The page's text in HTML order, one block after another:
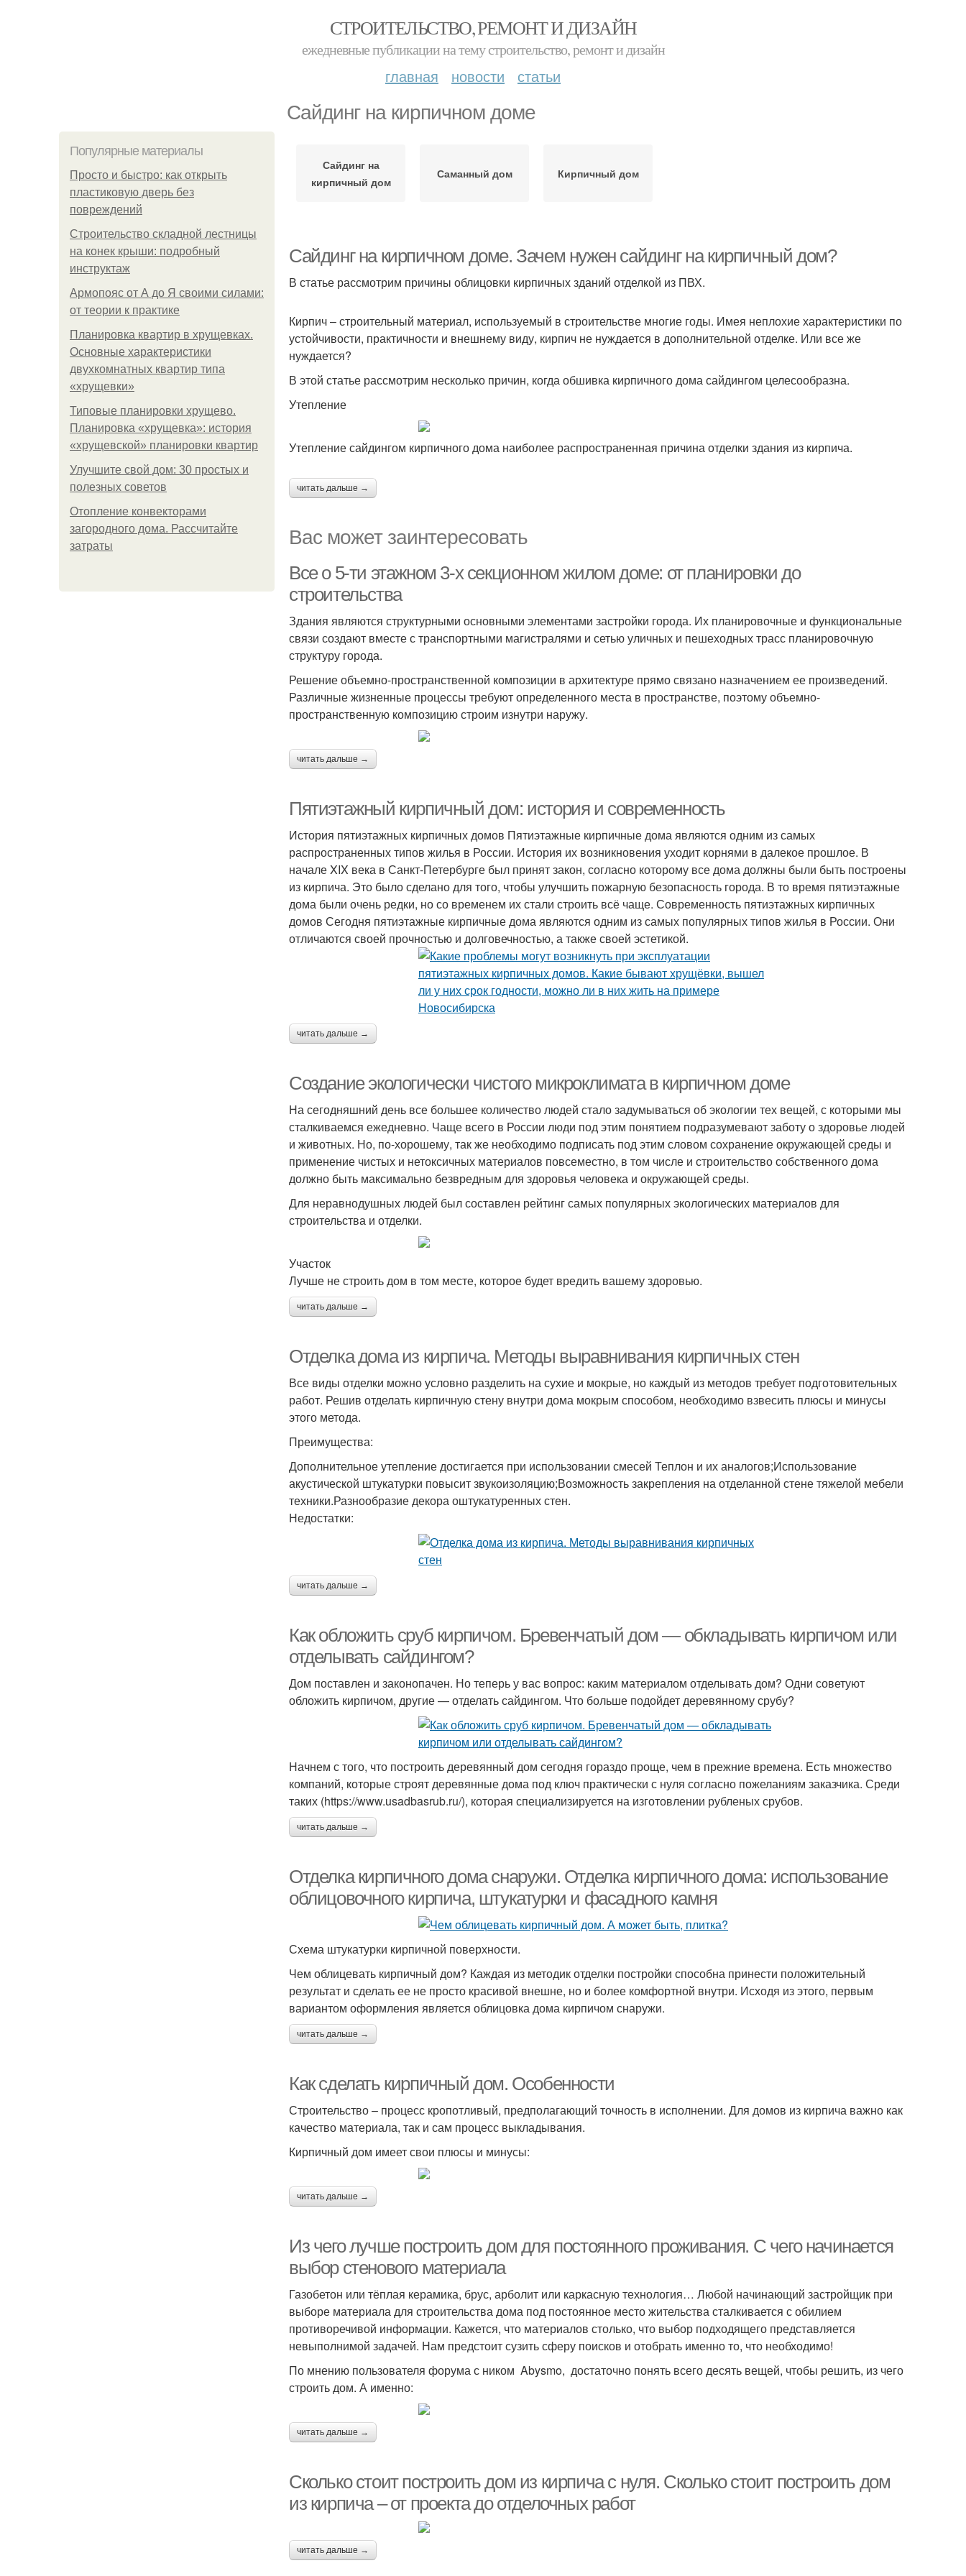
СТРОИТЕЛЬСТВО, РЕМОНТ И ДИЗАЙН
ежедневные публикации на тему строительство, ремонт и дизайн
главная новости статьи
Сайдинг на кирпичном доме
Популярные материалы
Просто и быстро: как открыть
пластиковую дверь без
повреждений
Строительство складной лестницы
на конек крыши: подробный
инструктаж
Армопояс от А до Я своими силами:
от теории к практике
Планировка квартир в хрущевках.
Основные характеристики
двухкомнатных квартир типа
«хрущевки»
Типовые планировки хрущево.
Планировка «хрущевка»: история
«хрущевской» планировки квартир
Улучшите свой дом: 30 простых и
полезных советов
Отопление конвекторами
загородного дома. Рассчитайте
затраты
Сайдинг на
кирпичный дом
Саманный дом Кирпичный дом
Сайдинг на кирпичном доме. Зачем нужен сайдинг на кирпичный дом?
В статье рассмотрим причины облицовки кирпичных зданий отделкой из ПВХ.
Кирпич – строительный материал, используемый в строительстве многие годы. Имея неплохие характеристики по
устойчивости, практичности и внешнему виду, кирпич не нуждается в дополнительной отделке. Или все же
нуждается?
В этой статье рассмотрим несколько причин, когда обшивка кирпичного дома сайдингом целесообразна.
Утепление
Утепление сайдингом кирпичного дома наиболее распространенная причина отделки здания из кирпича.
читать дальше →
Вас может заинтересовать
Все о 5-ти этажном 3-х секционном жилом доме: от планировки до
строительства
Здания являются структурными основными элементами застройки города. Их планировочные и функциональные
связи создают вместе с транспортными магистралями и сетью уличных и пешеходных трасс планировочную
структуру города.
Решение объемно-пространственной композиции в архитектуре прямо связано назначением ее произведений.
Различные жизненные процессы требуют определенного места в пространстве, поэтому объемно-
пространственную композицию строим изнутри наружу.
читать дальше →
Пятиэтажный кирпичный дом: история и современность
История пятиэтажных кирпичных домов Пятиэтажные кирпичные дома являются одним из самых
распространенных типов жилья в России. История их возникновения уходит корнями в далекое прошлое. В
начале XIX века в Санкт-Петербурге был принят закон, согласно которому все дома должны были быть построены
из кирпича. Это было сделано для того, чтобы улучшить пожарную безопасность города. В то время пятиэтажные
дома были очень редки, но со временем их стали строить всё чаще. Современность пятиэтажных кирпичных
домов Сегодня пятиэтажные кирпичные дома являются одним из самых популярных типов жилья в России. Они
отличаются своей прочностью и долговечностью, а также своей эстетикой.
читать дальше →
Создание экологически чистого микроклимата в кирпичном доме
На сегодняшний день все большее количество людей стало задумываться об экологии тех вещей, с которыми мы
сталкиваемся ежедневно. Чаще всего в России люди под этим понятием подразумевают заботу о здоровье людей
и животных. Но, по-хорошему, так же необходимо подписать под этим словом сохранение окружающей среды и
применение чистых и нетоксичных материалов повсеместно, в том числе и строительство собственного дома
должно быть максимально безвредным для здоровья человека и окружающей среды.
Для неравнодушных людей был составлен рейтинг самых популярных экологических материалов для
строительства и отделки.
Участок
Лучше не строить дом в том месте, которое будет вредить вашему здоровью.
читать дальше →
Отделка дома из кирпича. Методы выравнивания кирпичных стен
Все виды отделки можно условно разделить на сухие и мокрые, но каждый из методов требует подготовительных
работ. Решив отделать кирпичную стену внутри дома мокрым способом, необходимо взвесить плюсы и минусы
этого метода.
Преимущества:
Дополнительное утепление достигается при использовании смесей Теплон и их аналогов;Использование
акустической штукатурки повысит звукоизоляцию;Возможность закрепления на отделанной стене тяжелой мебели
техники.Разнообразие декора оштукатуренных стен.
Недостатки:
читать дальше →
Как обложить сруб кирпичом. Бревенчатый дом — обкладывать кирпичом или
отделывать сайдингом?
Дом поставлен и законопачен. Но теперь у вас вопрос: каким материалом отделывать дом? Одни советуют
обложить кирпичом, другие — отделать сайдингом. Что больше подойдет деревянному срубу?
Начнем с того, что построить деревянный дом сегодня гораздо проще, чем в прежние времена. Есть множество
компаний, которые строят деревянные дома под ключ практически с нуля согласно пожеланиям заказчика. Среди
таких (https://www.usadbasrub.ru/), которая специализируется на изготовлении рубленых срубов.
читать дальше →
Отделка кирпичного дома снаружи. Отделка кирпичного дома: использование
облицовочного кирпича, штукатурки и фасадного камня
Схема штукатурки кирпичной поверхности.
Чем облицевать кирпичный дом? Каждая из методик отделки постройки способна принести положительный
результат и сделать ее не просто красивой внешне, но и более комфортной внутри. Исходя из этого, первым
вариантом оформления является облицовка дома кирпичом снаружи.
читать дальше →
Как сделать кирпичный дом. Особенности
Строительство – процесс кропотливый, предполагающий точность в исполнении. Для домов из кирпича важно как
качество материала, так и сам процесс выкладывания.
Кирпичный дом имеет свои плюсы и минусы:
читать дальше →
Из чего лучше построить дом для постоянного проживания. С чего начинается
выбор стенового материала
Газобетон или тёплая керамика, брус, арболит или каркасную технология… Любой начинающий застройщик при
выборе материала для строительства дома под постоянное место жительства сталкивается с обилием
противоречивой информации. Кажется, что материалов столько, что выбор подходящего представляется
невыполнимой задачей. Нам предстоит сузить сферу поисков и отобрать именно то, что необходимо!
По мнению пользователя форума с ником Abysmo, достаточно понять всего десять вещей, чтобы решить, из чего
строить дом. А именно:
читать дальше →
Сколько стоит построить дом из кирпича с нуля. Сколько стоит построить дом
из кирпича – от проекта до отделочных работ
читать дальше →